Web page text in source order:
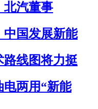
北汽董事
中国发展新能
线图将力挺
两用“新能